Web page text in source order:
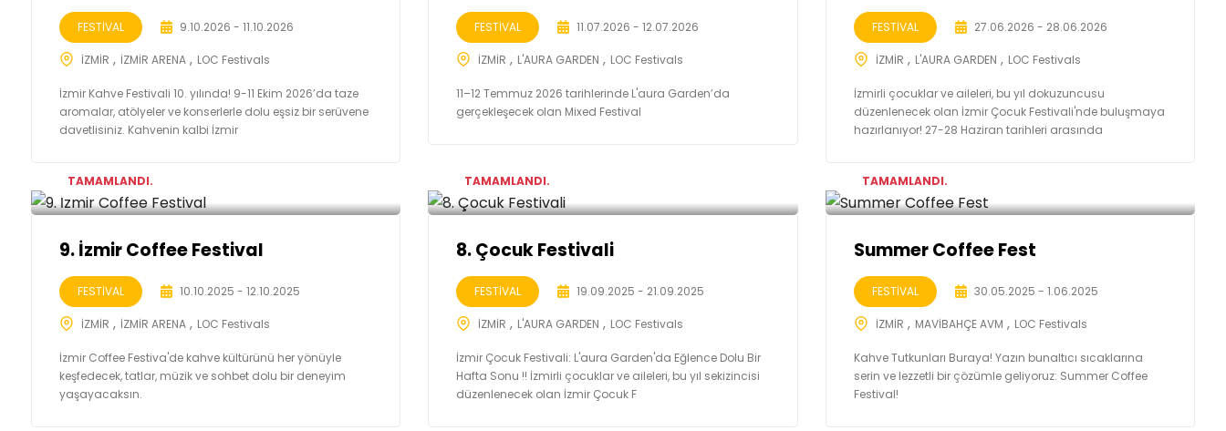
FESTİVAL 9.10.2026 - 11.10.2026
İZMİR İZMİR ARENA LOC Festivals
İzmir Kahve Festivali 10. yılında! 9-11 Ekim 2026’da taze
aromalar, atölyeler ve konserlerle dolu eşsiz bir serüvene
davetlisiniz. Kahvenin kalbi İzmir
FESTİVAL 11.07.2026 - 12.07.2026
İZMİR L'AURA GARDEN LOC Festivals
11–12 Temmuz 2026 tarihlerinde L'aura Garden’da
gerçekleşecek olan Mixed Festival
FESTİVAL 27.06.2026 - 28.06.2026
İZMİR L'AURA GARDEN LOC Festivals
İzmirli çocuklar ve aileleri, bu yıl dokuzuncusu
düzenlenecek olan İzmir Çocuk Festivali'nde buluşmaya
hazırlanıyor! 27-28 Haziran tarihleri arasında
TAMAMLANDI.
9. İzmir Coffee Festival
FESTİVAL 10.10.2025 - 12.10.2025
İZMİR İZMİR ARENA LOC Festivals
İzmir Coffee Festiva'de kahve kültürünü her yönüyle
keşfedecek, tatlar, müzik ve sohbet dolu bir deneyim
yaşayacaksın.
TAMAMLANDI.
8. Çocuk Festivali
FESTİVAL 19.09.2025 - 21.09.2025
İZMİR L'AURA GARDEN LOC Festivals
İzmir Çocuk Festivali: L'aura Garden'da Eğlence Dolu Bir
Hafta Sonu !! İzmirli çocuklar ve aileleri, bu yıl sekizincisi
düzenlenecek olan İzmir Çocuk F
TAMAMLANDI.
Summer Coffee Fest
FESTİVAL 30.05.2025 - 1.06.2025
İZMİR MAVİBAHÇE AVM LOC Festivals
Kahve Tutkunları Buraya! Yazın bunaltıcı sıcaklarına
serin ve lezzetli bir çözümle geliyoruz: Summer Coffee
Festival!